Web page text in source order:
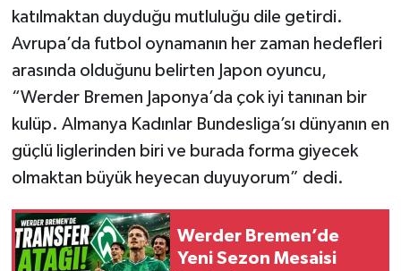
katılmaktan duyduğu mutluluğu dile getirdi.
Avrupa’da futbol oynamanın her zaman hedefleri
arasında olduğunu belirten Japon oyuncu,
“Werder Bremen Japonya’da çok iyi tanınan bir
kulüp. Almanya Kadınlar Bundesliga’sı dünyanın en
güçlü liglerinden biri ve burada forma giyecek
olmaktan büyük heyecan duyuyorum” dedi.
Werder Bremen’de
Yeni Sezon Mesaisi